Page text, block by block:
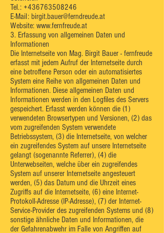
Tel.: +436763508246
E-Mail: birgit.bauer@ferndreude.at
Website: www.fernfreude.at
3. Erfassung von allgemeinen Daten und
Informationen
Die Internetseite von Mag. Birgit Bauer - fernfreude
erfasst mit jedem Aufruf der Internetseite durch
eine betroffene Person oder ein automatisiertes
System eine Reihe von allgemeinen Daten und
Informationen. Diese allgemeinen Daten und
Informationen werden in den Logfiles des Servers
gespeichert. Erfasst werden können die (1)
verwendeten Browsertypen und Versionen, (2) das
vom zugreifenden System verwendete
Betriebssystem, (3) die Internetseite, von welcher
ein zugreifendes System auf unsere Internetseite
gelangt (sogenannte Referrer), (4) die
Unterwebseiten, welche über ein zugreifendes
System auf unserer Internetseite angesteuert
werden, (5) das Datum und die Uhrzeit eines
Zugriffs auf die Internetseite, (6) eine Internet-
Protokoll-Adresse (IP-Adresse), (7) der Internet-
Service-Provider des zugreifenden Systems und (8)
sonstige ähnliche Daten und Informationen, die
der Gefahrenabwehr im Falle von Angriffen auf